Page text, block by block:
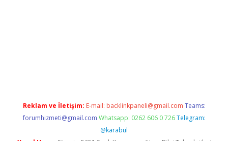
Reklam ve İletişim: E-mail: backlinkpaneli@gmail.com Teams:
forumhizmeti@gmail.com Whatsapp: 0262 606 0 726 Telegram:
@karabul